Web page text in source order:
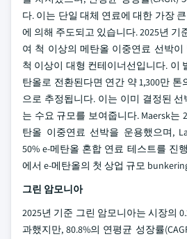
다. 이는 단일 대체 연료에 대한 가장
에 의해 주도되고 있습니다. 2025년 기
여 척 이상의 메탄올 이중연료 선박이
척 이상이 대형 컨테이너선입니다. 이
탄올로 전환된다면 연간 약 1,300만
으로 추정됩니다. 이는 이미 결정된
는 수요 규모를 보여줍니다. Maersk는
탄올 이중연료 선박을 운용했으며,
50% e-메탄올 혼합 연료 테스트를 진
에서 e-메탄올의 첫 상업 규모
그린 암모니아
2025년 기준 그린 암모니아는 시장의
과했지만, 80.8%의 연평균 성장률